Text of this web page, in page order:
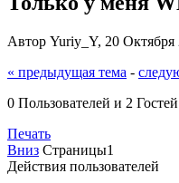
Автор Yuriy_Y, 20 Октября
« предыдущая тема -
0 Пользователей и 2
Печать
Вниз Страницы1
Действия пользователей